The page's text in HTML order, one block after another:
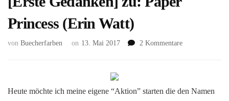
Princess (Erin Watt)
von Buecherfarben on 13. Mai 2017 2 Kommentarezu
Princess
Heute möchte ich meine eigene “Aktion” starten die den Namen